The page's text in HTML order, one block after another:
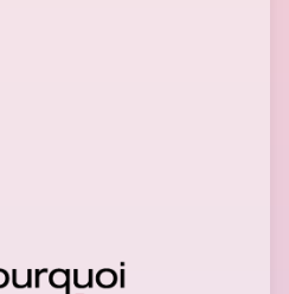
télévisés clairs